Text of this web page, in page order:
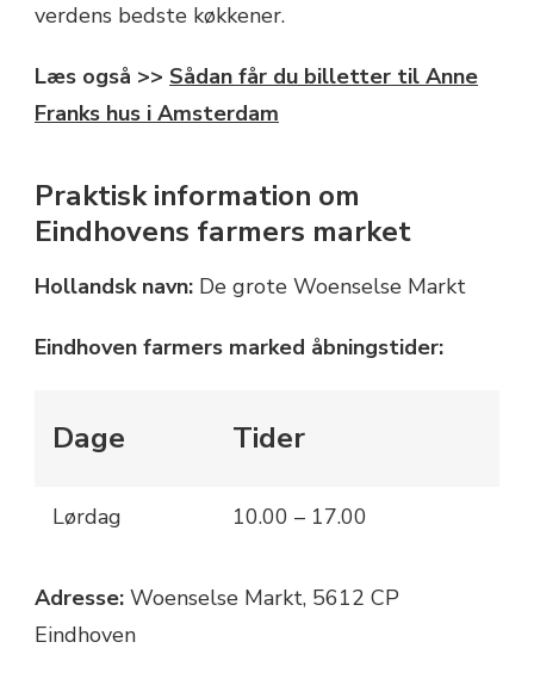
verdens bedste køkkener.
Læs også >> Sådan får du billetter til Anne
Franks hus i Amsterdam
Praktisk information om
Eindhovens farmers market
Hollandsk navn: De grote Woenselse Markt
Eindhoven farmers marked åbningstider:
Dage Tider
Lørdag 10.00 – 17.00
Adresse: Woenselse Markt, 5612 CP
Eindhoven